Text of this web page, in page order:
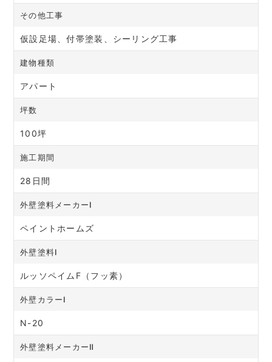
その他工事
仮設足場、付帯塗装、シーリング工事
建物種類
アパート
坪数
100坪
施工期間
28日間
外壁塗料メーカーⅠ
ペイントホームズ
外壁塗料Ⅰ
ルッソペイムF（フッ素）
外壁カラーⅠ
N-20
外壁塗料メーカーⅡ